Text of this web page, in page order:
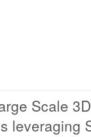
Scale
leveraging